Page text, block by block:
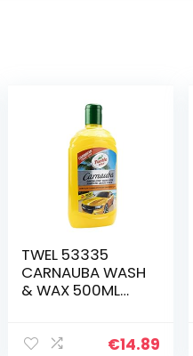
TWEL 53335
CARNAUBA WASH
& WAX 500ML
€14.89